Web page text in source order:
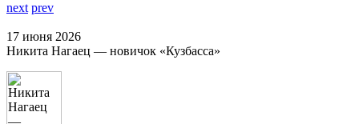
next prev
17 июня 2026
Никита Нагаец — новичок «Кузбасса»